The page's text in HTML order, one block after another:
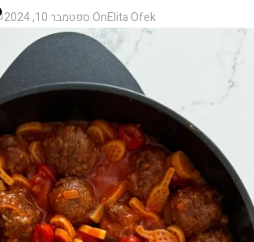
Elita OfekOn ספטמבר 10, 2024